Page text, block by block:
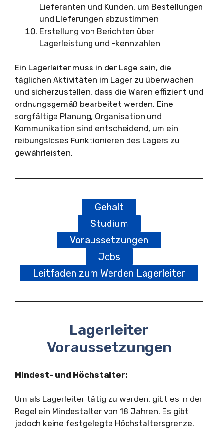
Lieferanten und Kunden, um Bestellungen
und Lieferungen abzustimmen
Erstellung von Berichten über
Lagerleistung und -kennzahlen
Ein Lagerleiter muss in der Lage sein, die
täglichen Aktivitäten im Lager zu überwachen
und sicherzustellen, dass die Waren effizient und
ordnungsgemäß bearbeitet werden. Eine
sorgfältige Planung, Organisation und
Kommunikation sind entscheidend, um ein
reibungsloses Funktionieren des Lagers zu
gewährleisten.
Gehalt
Studium
Voraussetzungen
Jobs
Leitfaden zum Werden Lagerleiter
Lagerleiter
Voraussetzungen
Mindest- und Höchstalter:
Um als Lagerleiter tätig zu werden, gibt es in der
Regel ein Mindestalter von 18 Jahren. Es gibt
jedoch keine festgelegte Höchstaltersgrenze.